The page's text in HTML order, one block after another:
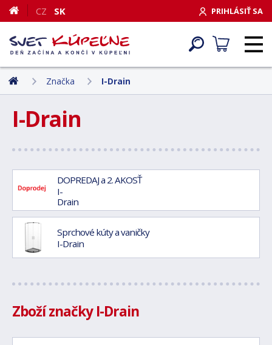
PRIHLÁSIŤ SA
CZ SK
Značka I-Drain
I-Drain
DOPREDAJ a 2. AKOSŤ
I-
Drain
Sprchové kúty a vaničky
I-Drain
Zboží značky I-Drain